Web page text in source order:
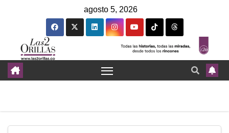
agosto 5, 2026